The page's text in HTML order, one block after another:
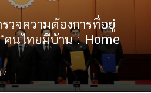
วจความต้องการที่อยู่
คนไทยมีบ้าน : Home